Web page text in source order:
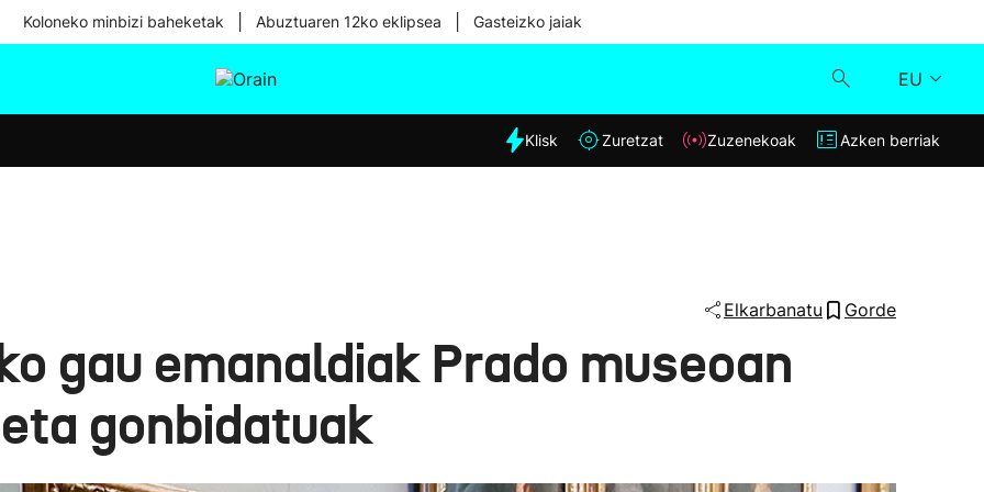
Koloneko minbizi baheketak Abuztuaren 12ko eklipsea Gasteizko jaiak
EU
Eguraldia
Klisk
Klisk Zuretzat Zuzenekoak Azken berriak
Elkarbanatu Gorde
gau emanaldiak Prado museoan
gonbidatuak